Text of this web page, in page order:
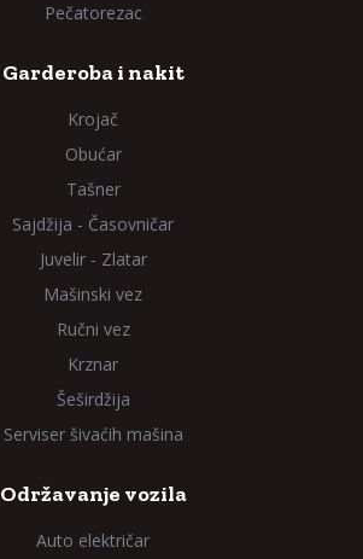
Pečatorezac
Garderoba i nakit
Krojač
Obućar
Tašner
Sajdžija - Časovničar
Juvelir - Zlatar
Mašinski vez
Ručni vez
Krznar
Šeširdžija
Serviser šivaćih mašina
Održavanje vozila
Auto električar